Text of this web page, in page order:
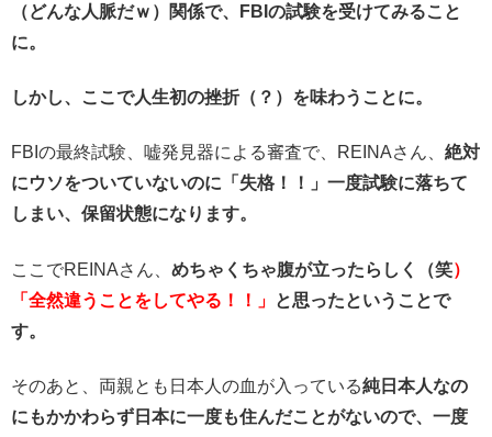
（どんな人脈だｗ）関係で、FBIの試験を受けてみること
に。
しかし、ここで人生初の挫折（？）を味わうことに。
FBIの最終試験、嘘発見器による審査で、REINAさん、 絶対
にウソをついていないのに「失格！！」一度試験に落ちて
しまい、保留状態になります。
ここでREINAさん、 めちゃくちゃ腹が立ったらしく（笑）
「全然違うことをしてやる！！」 と思ったということで
す。
そのあと、両親とも日本人の血が入っている純日本人なの
にもかかわらず日本に一度も住んだことがないので、一度